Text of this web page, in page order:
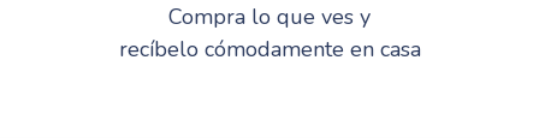
Compra lo que ves y
recíbelo cómodamente en casa